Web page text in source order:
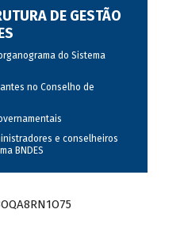
DE GESTÃO
do Sistema
no Conselho de
e conselheiros
BNDES